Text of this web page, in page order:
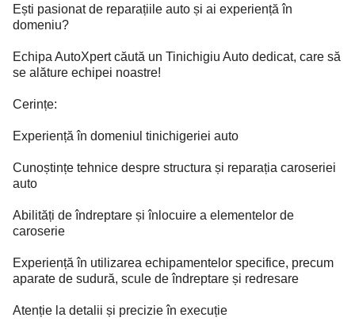
Ești pasionat de reparațiile auto și ai experiență în
domeniu?
Echipa AutoXpert căută un Tinichigiu Auto dedicat, care să
se alăture echipei noastre!
Cerințe:
Experiență în domeniul tinichigeriei auto
Cunoștințe tehnice despre structura și reparația caroseriei
auto
Abilități de îndreptare și înlocuire a elementelor de
caroserie
Experiență în utilizarea echipamentelor specifice, precum
aparate de sudură, scule de îndreptare și redresare
Atenție la detalii și precizie în execuție